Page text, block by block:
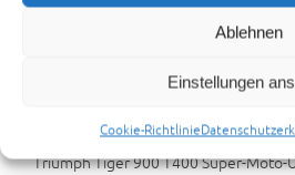
Ablehnen
Einstellungen
Cookie-Richtlinie
Beschreibung
Triumph Tiger 900 T400 Super-Moto-